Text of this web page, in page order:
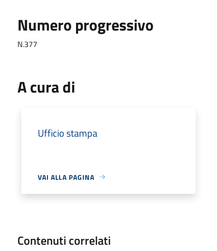
Numero progressivo
N.377
A cura di
Ufficio stampa
VAI ALLA PAGINA
Contenuti correlati